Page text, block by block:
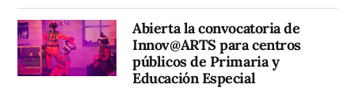
Abierta la convocatoria de
Innov@ARTS para centros
públicos de Primaria y
Educación Especial